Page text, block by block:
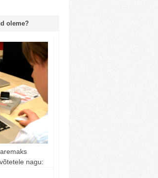
oleme?
nagu: